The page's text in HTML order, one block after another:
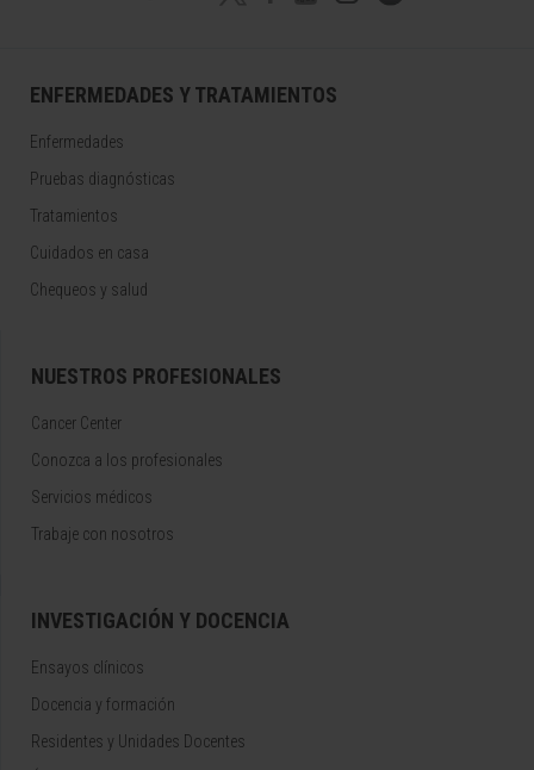
ENFERMEDADES Y TRATAMIENTOS
Enfermedades
Pruebas diagnósticas
Tratamientos
Cuidados en casa
Chequeos y salud
NUESTROS PROFESIONALES
Cancer Center
Conozca a los profesionales
Servicios médicos
Trabaje con nosotros
INVESTIGACIÓN Y DOCENCIA
Ensayos clínicos
Docencia y formación
Residentes y Unidades Docentes